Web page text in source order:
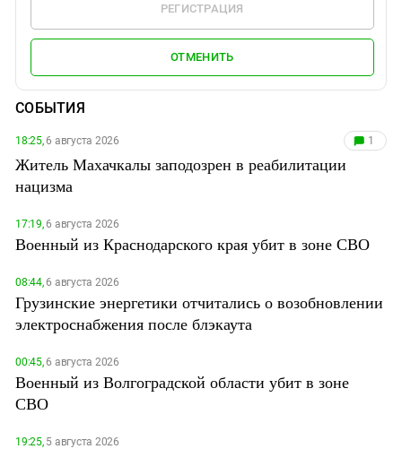
РЕГИСТРАЦИЯ
ОТМЕНИТЬ
СОБЫТИЯ
18:25,6 августа 2026 1
Житель Махачкалы заподозрен в реабилитации
нацизма
17:19,6 августа 2026
Военный из Краснодарского края убит в зоне СВО
08:44,6 августа 2026
Грузинские энергетики отчитались о возобновлении
электроснабжения после блэкаута
00:45,6 августа 2026
Военный из Волгоградской области убит в зоне
СВО
19:25,5 августа 2026